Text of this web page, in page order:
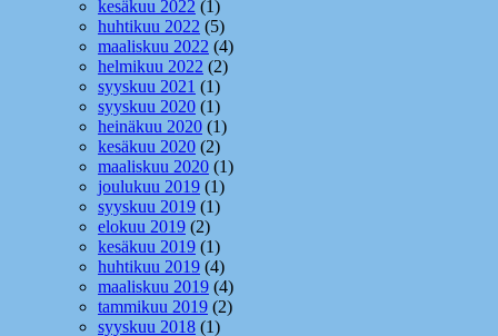
kesäkuu 2022 (1)
huhtikuu 2022 (5)
maaliskuu 2022 (4)
helmikuu 2022 (2)
syyskuu 2021 (1)
syyskuu 2020 (1)
heinäkuu 2020 (1)
kesäkuu 2020 (2)
maaliskuu 2020 (1)
joulukuu 2019 (1)
syyskuu 2019 (1)
elokuu 2019 (2)
kesäkuu 2019 (1)
huhtikuu 2019 (4)
maaliskuu 2019 (4)
tammikuu 2019 (2)
syyskuu 2018 (1)